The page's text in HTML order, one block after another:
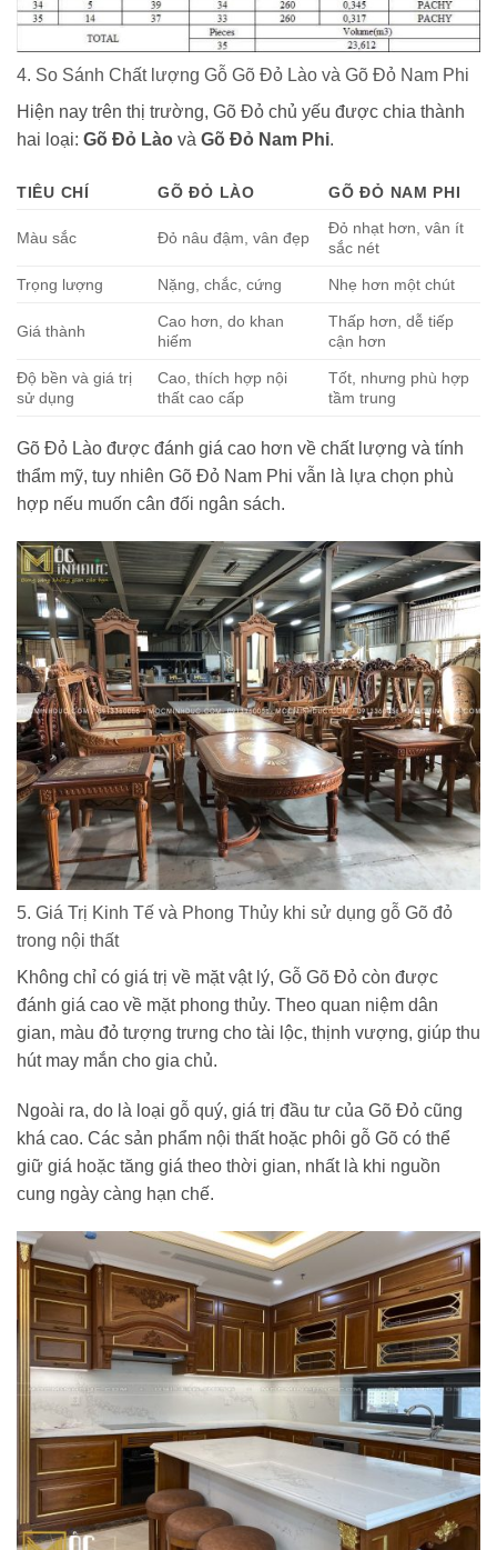
4. So Sánh Chất lượng Gỗ Gõ Đỏ Lào và Gõ Đỏ Nam Phi
Hiện nay trên thị trường, Gõ Đỏ chủ yếu được chia thành
hai loại: Gõ Đỏ Lào và Gõ Đỏ Nam Phi.
TIÊU CHÍ GÕ ĐỎ LÀO GÕ ĐỎ NAM PHI
Màu sắc Đỏ nâu đậm, vân đẹp
Đỏ nhạt hơn, vân ít
sắc nét
Trọng lượng Nặng, chắc, cứng Nhẹ hơn một chút
Giá thành
Cao hơn, do khan
hiếm
Thấp hơn, dễ tiếp
cận hơn
Độ bền và giá trị
sử dụng
Cao, thích hợp nội
thất cao cấp
Tốt, nhưng phù hợp
tầm trung
Gõ Đỏ Lào được đánh giá cao hơn về chất lượng và tính
thẩm mỹ, tuy nhiên Gõ Đỏ Nam Phi vẫn là lựa chọn phù
hợp nếu muốn cân đối ngân sách.
5. Giá Trị Kinh Tế và Phong Thủy khi sử dụng gỗ Gõ đỏ
trong nội thất
Không chỉ có giá trị về mặt vật lý, Gỗ Gõ Đỏ còn được
đánh giá cao về mặt phong thủy. Theo quan niệm dân
gian, màu đỏ tượng trưng cho tài lộc, thịnh vượng, giúp thu
hút may mắn cho gia chủ.
Ngoài ra, do là loại gỗ quý, giá trị đầu tư của Gõ Đỏ cũng
khá cao. Các sản phẩm nội thất hoặc phôi gỗ Gõ có thể
giữ giá hoặc tăng giá theo thời gian, nhất là khi nguồn
cung ngày càng hạn chế.